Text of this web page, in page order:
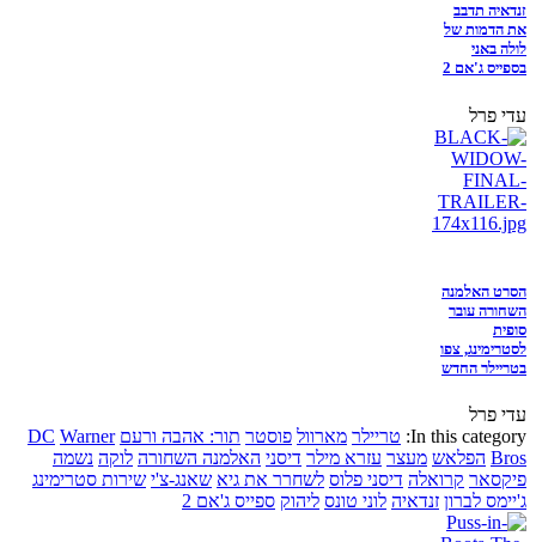
זנדאיה תדבב
את הדמות של
לולה באני
בספייס ג'אם 2
עדי פרל
הסרט האלמנה
השחורה עובר
סופית
לסטרימינג, צפו
בטריילר החדש
עדי פרל
In this category: טריילר מארוול פוסטר תור: אהבה ורעם DC Warner
Bros הפלאש מעצר עזרא מילר דיסני האלמנה השחורה לוקה נשמה
פיקסאר קרואלה דיסני פלוס לשחרר את גיא שאנג-צ'י שירות סטרימינג
ג'יימס לברון זנדאיה לוני טונס ליהוק ספייס ג'אם 2